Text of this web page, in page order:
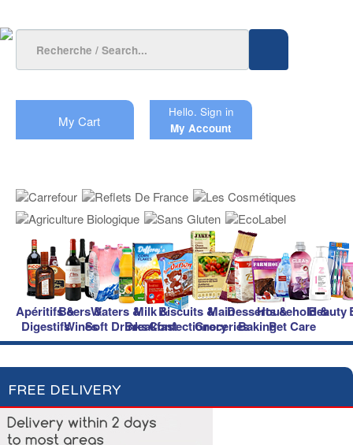
My Cart
Hello. Sign in
My Account
Apéritifs &
Digestifs
Beers &
Wines
Waters &
Soft Drinks
Milk &
Breakfast
Biscuits &
Confectionery
Main
Groceries
Desserts &
Baking
Household &
Pet Care
Beauty
FREE DELIVERY